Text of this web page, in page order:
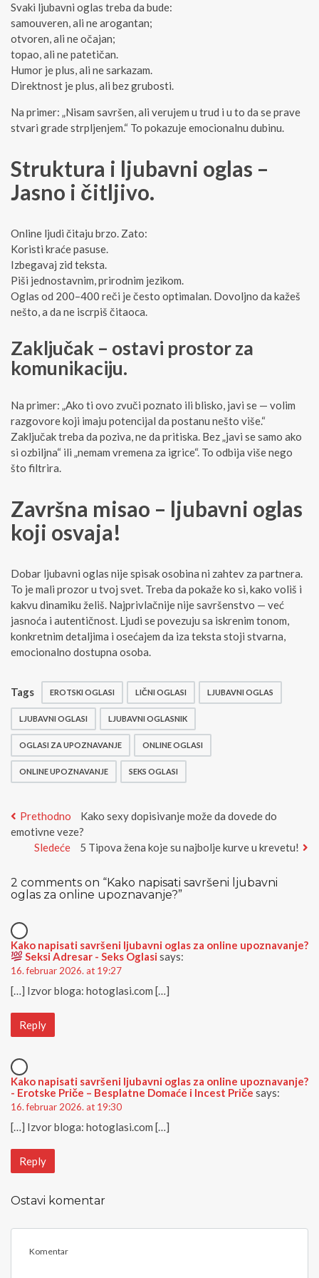
Svaki ljubavni oglas treba da bude:
samouveren, ali ne arogantan;
otvoren, ali ne očajan;
topao, ali ne patetičan.
Humor je plus, ali ne sarkazam.
Direktnost je plus, ali bez grubosti.
Na primer: „Nisam savršen, ali verujem u trud i u to da se prave
stvari grade strpljenjem.“ To pokazuje emocionalnu dubinu.
Struktura i ljubavni oglas –
Jasno i čitljivo.
Online ljudi čitaju brzo. Zato:
Koristi kraće pasuse.
Izbegavaj zid teksta.
Piši jednostavnim, prirodnim jezikom.
Oglas od 200–400 reči je često optimalan. Dovoljno da kažeš
nešto, a da ne iscrpiš čitaoca.
Zaključak – ostavi prostor za
komunikaciju.
Na primer: „Ako ti ovo zvuči poznato ili blisko, javi se — volim
razgovore koji imaju potencijal da postanu nešto više.“
Zaključak treba da poziva, ne da pritiska. Bez „javi se samo ako
si ozbiljna“ ili „nemam vremena za igrice“. To odbija više nego
što filtrira.
Završna misao – ljubavni oglas
koji osvaja!
Dobar ljubavni oglas nije spisak osobina ni zahtev za partnera.
To je mali prozor u tvoj svet. Treba da pokaže ko si, kako voliš i
kakvu dinamiku želiš. Najprivlačnije nije savršenstvo — već
jasnoća i autentičnost. Ljudi se povezuju sa iskrenim tonom,
konkretnim detaljima i osećajem da iza teksta stoji stvarna,
emocionalno dostupna osoba.
Tags EROTSKI OGLASI LIČNI OGLASI LJUBAVNI OGLAS
LJUBAVNI OGLASI LJUBAVNI OGLASNIK
OGLASI ZA UPOZNAVANJE ONLINE OGLASI
ONLINE UPOZNAVANJE SEKS OGLASI
Kretanje
članka
Prethodno
Previous
post:
Kako sexy dopisivanje može da dovede do
emotivne veze?
Sledeće
Next
5 Tipova žena koje su najbolje kurve u krevetu!
2 comments on “Kako napisati savršeni ljubavni
oglas za online upoznavanje?”
Kako napisati savršeni ljubavni oglas za online upoznavanje?
Seksi Adresar - Seks Oglasi says:
16. februar 2026. at 19:27
[…] Izvor bloga: hotoglasi.com […]
Reply
Kako napisati savršeni ljubavni oglas za online upoznavanje?
- Erotske Priče – Besplatne Domaće i Incest Priče says:
16. februar 2026. at 19:30
[…] Izvor bloga: hotoglasi.com […]
Reply
Ostavi komentar